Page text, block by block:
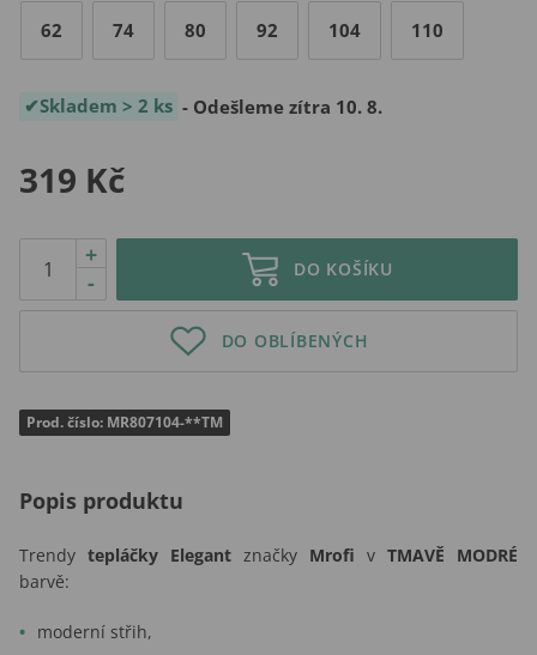
62 74 80 92 104 110
Skladem > 2 ks - Odešleme zítra 10. 8.
319 Kč
-
+
DO KOŠÍKU
DO OBLÍBENÝCH
Prod. číslo: MR807104-**TM
Popis produktu
Trendy tepláčky Elegant značky Mrofi v TMAVĚ MODRÉ
barvě:
moderní střih,